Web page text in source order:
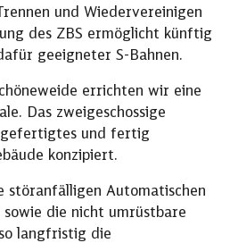
und Wiedervereinigen
des ZBS ermöglicht künftig
geeigneter S-Bahnen.
errichten wir eine
Das zweigeschossige
und fertig
konzipiert.
störanfälligen Automatischen
sowie die nicht umrüstbare
langfristig die